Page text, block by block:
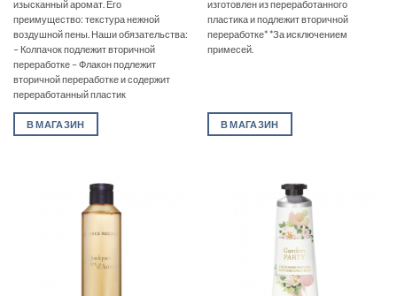
изысканный аромат. Его
преимущество: текстура нежной
воздушной пены. Наши обязательства:
– Колпачок подлежит вторичной
переработке – Флакон подлежит
вторичной переработке и содержит
переработанный пластик
В МАГАЗИН
изготовлен из переработанного
пластика и подлежит вторичной
переработке* *За исключением
примесей.
В МАГАЗИН